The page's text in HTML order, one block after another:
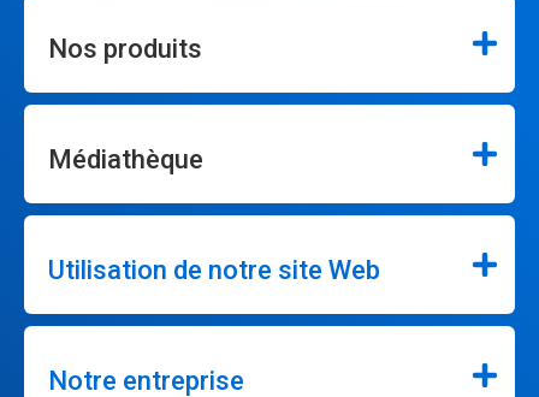
Nos produits
Médiathèque
Utilisation de notre site Web
Notre entreprise